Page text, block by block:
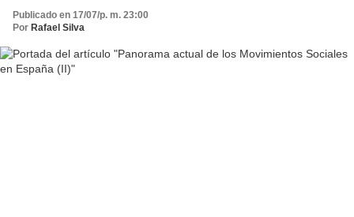
Publicado en 17/07/p. m. 23:00
Por Rafael Silva